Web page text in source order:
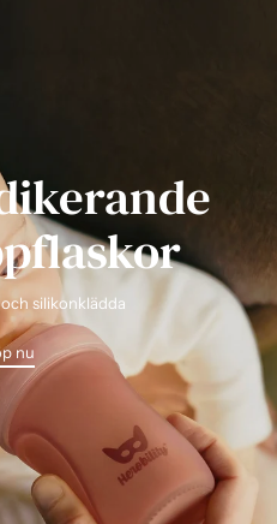
silikonklädda
nu